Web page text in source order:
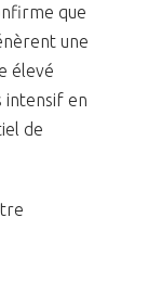
que
une
élevé
intensif en
de